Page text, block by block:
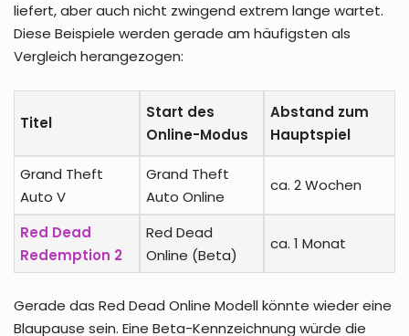
liefert, aber auch nicht zwingend extrem lange wartet.
Diese Beispiele werden gerade am häufigsten als
Vergleich herangezogen:
Titel
Start des
Online-Modus
Abstand zum
Hauptspiel
Grand Theft
Auto V
Grand Theft
Auto Online
ca. 2 Wochen
Red Dead
Redemption 2
Red Dead
Online (Beta)
ca. 1 Monat
Gerade das Red Dead Online Modell könnte wieder eine
Blaupause sein. Eine Beta-Kennzeichnung würde die